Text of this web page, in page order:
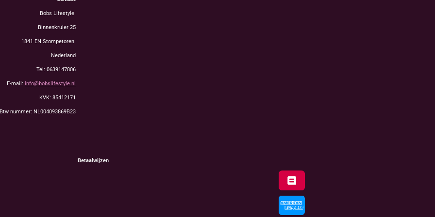
Bobs Lifestyle
Binnenkruier 25
1841 EN Stompetoren
Nederland
Tel: 0639147806
E-mail: info@bobslifestyle.nl
KVK: 85412171
Btw nummer: NL004093869B23
Betaalwijzen